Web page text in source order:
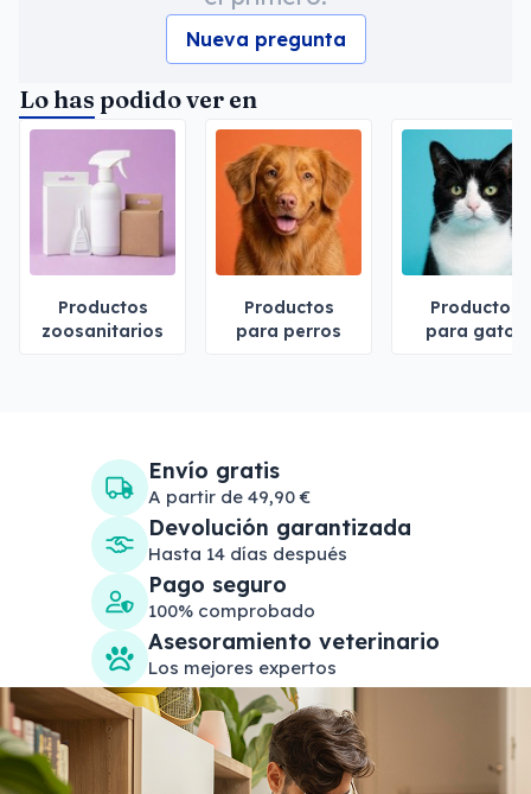
Nueva pregunta
Lo has podido ver en
Productos
zoosanitarios
Productos
para perros
Productos
para gatos
Envío gratis
A partir de 49,90 €
Devolución garantizada
Hasta 14 días después
Pago seguro
100% comprobado
Asesoramiento veterinario
Los mejores expertos